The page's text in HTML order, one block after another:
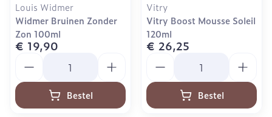
Louis Widmer
Widmer Bruinen Zonder
Zon 100ml
€ 19,90
Bestel
Vitry
Vitry Boost Mousse Soleil
120ml
€ 26,25
Bestel